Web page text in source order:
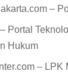
–
Portal
Hukum
– LPK